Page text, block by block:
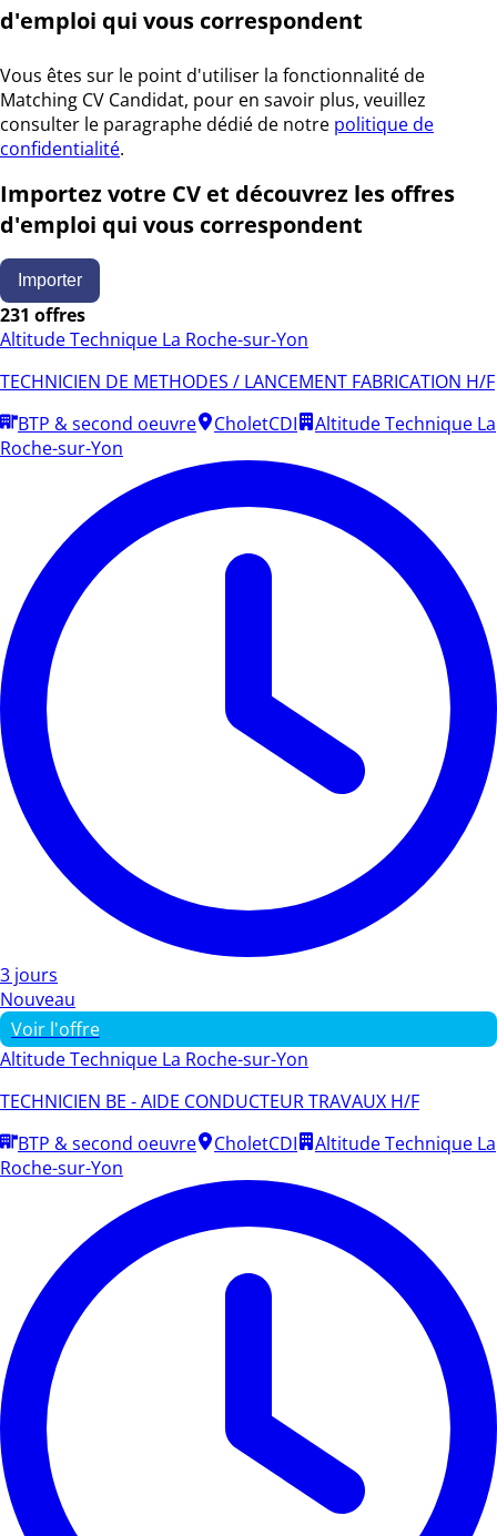
d'emploi qui vous correspondent
Vous êtes sur le point d'utiliser la fonctionnalité de
Matching CV Candidat, pour en savoir plus, veuillez
consulter le paragraphe dédié de notre politique de
confidentialité.
Importez votre CV et découvrez les offres
d'emploi qui vous correspondent
Importer
231 offres
Altitude Technique La Roche-sur-Yon
TECHNICIEN DE METHODES / LANCEMENT FABRICATION H/F
BTP & second oeuvre
CholetCDI
Altitude Technique La
Roche-sur-Yon
3 jours
Nouveau
Voir l'offre
Altitude Technique La Roche-sur-Yon
TECHNICIEN BE - AIDE CONDUCTEUR TRAVAUX H/F
BTP & second oeuvre
CholetCDI
Altitude Technique La
Roche-sur-Yon